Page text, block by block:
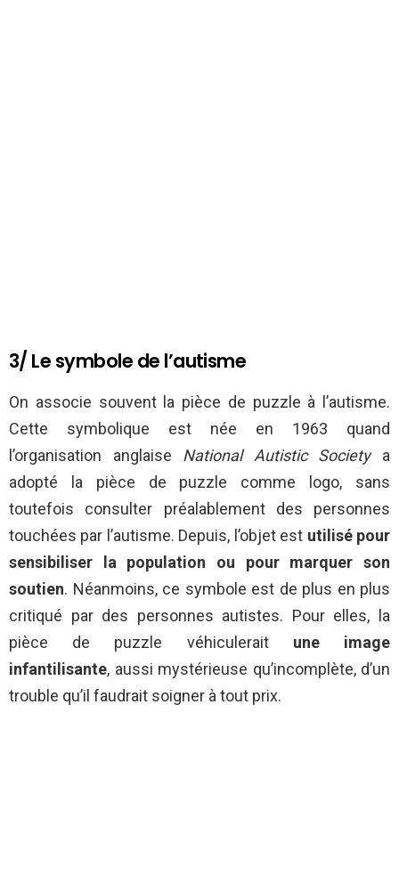
3/ Le symbole de l’autisme
On associe souvent la pièce de puzzle à l’autisme.
Cette symbolique est née en 1963 quand
l’organisation anglaise National Autistic Societya
adopté la pièce de puzzle comme logo, sans
toutefois consulter préalablement des personnes
touchées par l’autisme. Depuis, l’objet est utilisé pour
sensibiliser la population ou pour marquer son
soutien. Néanmoins, ce symbole est de plus en plus
critiqué par des personnes autistes. Pour elles, la
pièce de puzzle véhiculerait une image
infantilisante, aussi mystérieuse qu’incomplète, d’un
trouble qu’il faudrait soigner à tout prix.